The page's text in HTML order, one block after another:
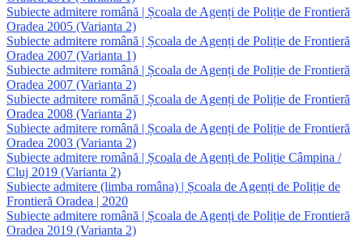
Subiecte admitere română | Școala de Agenți de Poliție de Frontieră
Oradea 2005 (Varianta 2)
Subiecte admitere română | Școala de Agenți de Poliție de Frontieră
Oradea 2007 (Varianta 1)
Subiecte admitere română | Școala de Agenți de Poliție de Frontieră
Oradea 2007 (Varianta 2)
Subiecte admitere română | Școala de Agenți de Poliție de Frontieră
Oradea 2008 (Varianta 2)
Subiecte admitere română | Școala de Agenți de Poliție de Frontieră
Oradea 2003 (Varianta 2)
Subiecte admitere română | Școala de Agenți de Poliție Câmpina /
Cluj 2019 (Varianta 2)
Subiecte admitere (limba româna) | Școala de Agenți de Poliție de
Frontieră Oradea | 2020
Subiecte admitere română | Școala de Agenți de Poliție de Frontieră
Oradea 2019 (Varianta 2)